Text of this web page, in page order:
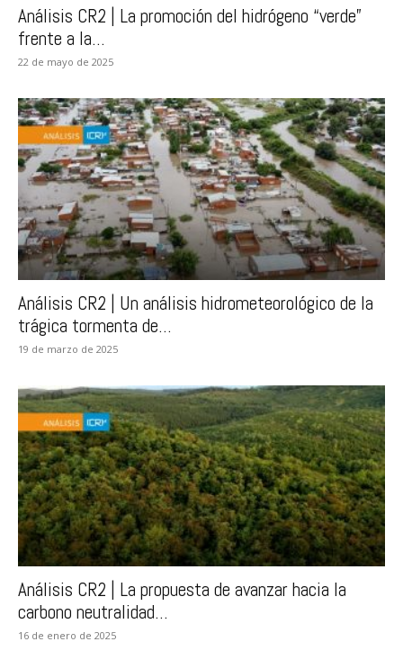
Análisis CR2 | La promoción del hidrógeno “verde”
frente a la...
22 de mayo de 2025
Análisis CR2 | Un análisis hidrometeorológico de la
trágica tormenta de...
19 de marzo de 2025
Análisis CR2 | La propuesta de avanzar hacia la
carbono neutralidad...
16 de enero de 2025